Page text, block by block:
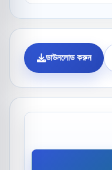
ডাউনলোড করুন